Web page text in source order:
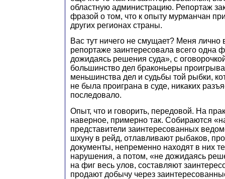
областную администрацию. Репортаж
фразой о том, что к опыту мурманчан
других регионах страны.
Вас тут ничего не смущает? Меня лично
репортаже заинтересовала всего одна
дожидаясь решения суда», с
большинство дел браконьеры
меньшинства дел и судьбы той рыбки,
не была проиграна в суде, никаких
последовало.
Опыт, что и говорить, передовой. На
наверное, примерно так. Собираются
представители заинтересованных
шхуну в рейд, отлавливают рыбаков,
документы, непременно находят в них
нарушения, а потом, «не дожидаясь
на фиг весь улов, составляют
продают добычу через